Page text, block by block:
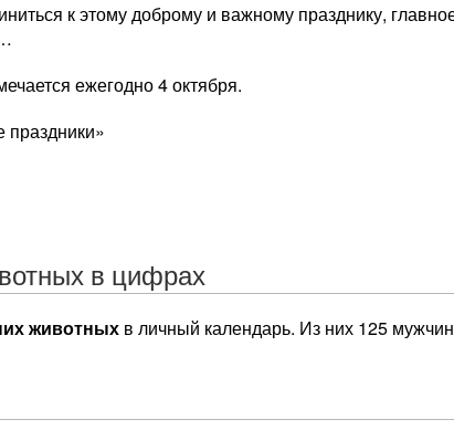
к этому доброму и важному празднику,
ежегодно 4 октября.
в цифрах
животных в личный календарь. Из них 125